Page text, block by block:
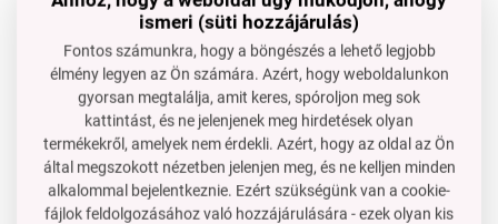
Raktáron
A kosárba
Raktáron
GoEco® | bambusz
némaként szolgáló állvány
– törölközők és ruhák
állvány | 3 kar | magasság
82 cm
32 PE
Ár neked
14 290 Ft
GENIUS | Teleszkópos
nadrágakasztó | 5 kar |
helységmegtakarítás a
szekrényben
8 PE
Ár neked
3 590 Ft
ismeri (süti hozzájárulás)
Fontos számunkra, hogy a böngészés a lehető legjobb
élmény legyen az Ön számára. Azért, hogy weboldalunkon
gyorsan megtalálja, amit keres, spóroljon meg sok
kattintást, és ne jelenjenek meg hirdetések olyan
termékekről, amelyek nem érdekli. Azért, hogy az oldal az Ön
által megszokott nézetben jelenjen meg, és ne kelljen minden
alkalommal bejelentkeznie. Ezért szükségünk van a cookie-
fájlok feldolgozásához való hozzájárulására - ezek olyan kis